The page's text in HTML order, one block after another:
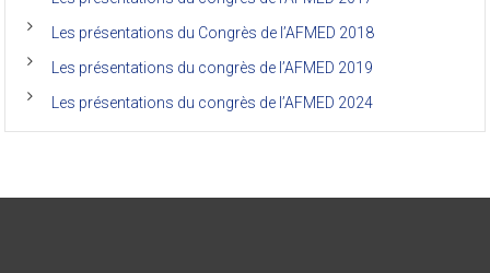
Les présentations du Congrès de l’AFMED 2018
Les présentations du congrès de l’AFMED 2019
Les présentations du congrès de l’AFMED 2024